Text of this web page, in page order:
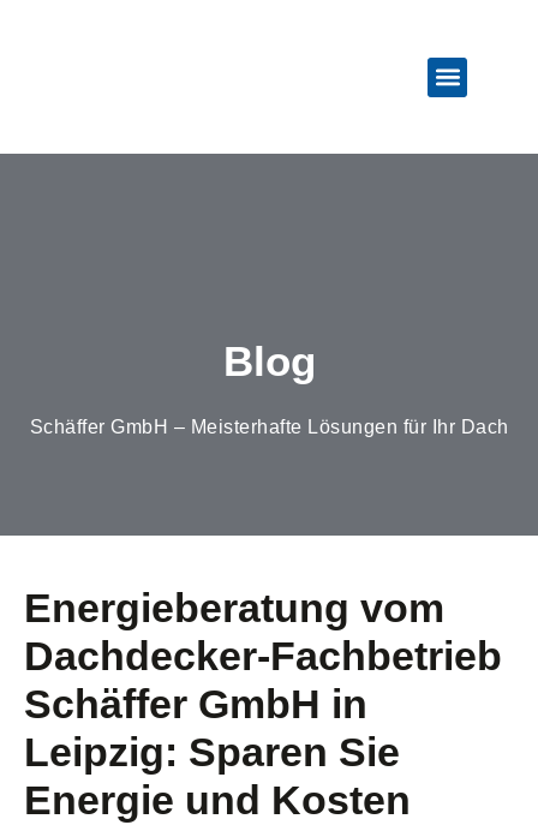
Blog
Schäffer GmbH – Meisterhafte Lösungen für Ihr Dach
Energieberatung vom
Dachdecker-Fachbetrieb
Schäffer GmbH in
Leipzig: Sparen Sie
Energie und Kosten